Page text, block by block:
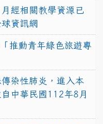
經相關教學資源已
資訊網
推動青年綠色旅遊專
染性肺炎，進入本
中華民國112年8月